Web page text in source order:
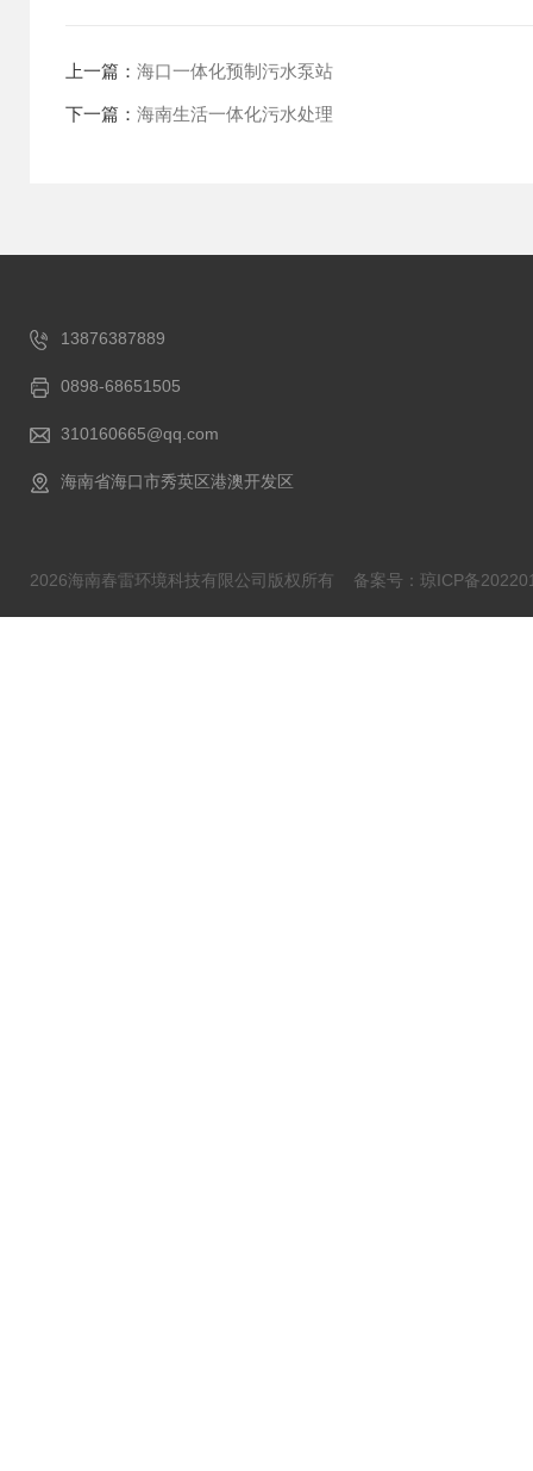
上一篇： 海口一体化预制污水泵站
下一篇： 海南生活一体化污水处理
13876387889
0898-68651505
310160665@qq.com
海南省海口市秀英区港澳开发区
2026海南春雷环境科技有限公司版权所有 备案号：琼ICP备